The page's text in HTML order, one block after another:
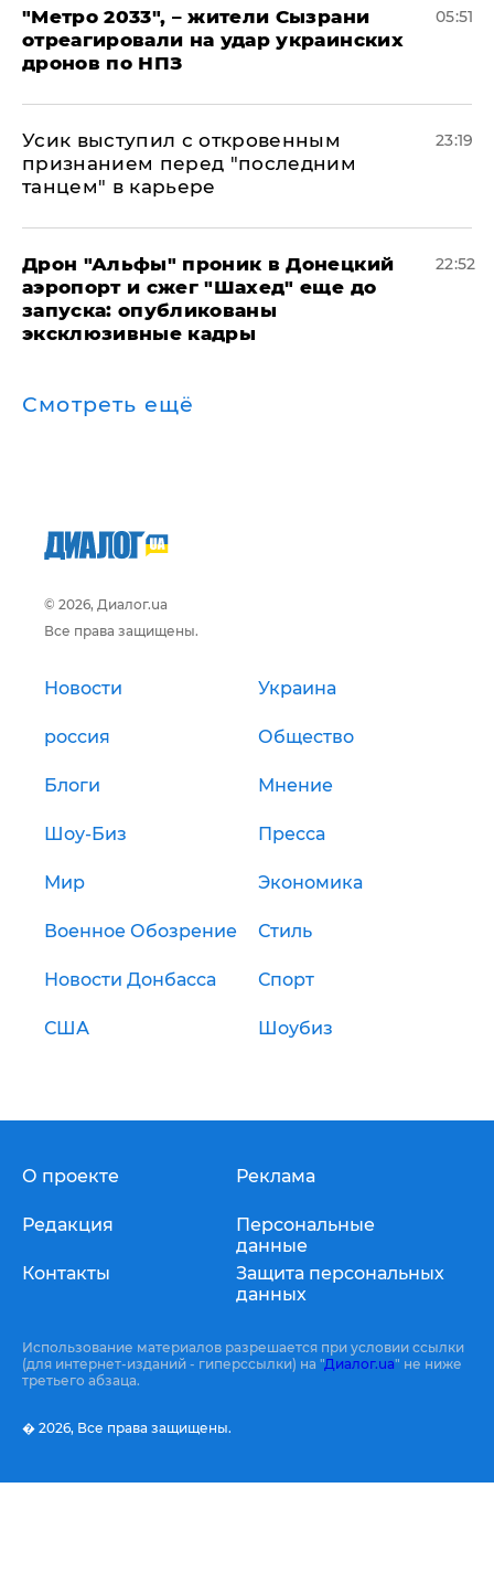
"Метро 2033", – жители Сызрани
отреагировали на удар украинских
дронов по НПЗ
05:51
Усик выступил с откровенным
признанием перед "последним
танцем" в карьере
23:19
Дрон "Альфы" проник в Донецкий
аэропорт и сжег "Шахед" еще до
запуска: опубликованы
эксклюзивные кадры
22:52
Смотреть ещё
© 2026, Диалог.ua
Все права защищены.
Новости Украина
россия Общество
Блоги Мнение
Шоу-Биз Пресса
Мир Экономика
Военное Обозрение Стиль
Новости Донбасса Спорт
США Шоубиз
О проекте
Редакция
Контакты
Реклама
Персональные
данные
Защита персональных
данных
Использование материалов разрешается при условии ссылки
(для интернет-изданий - гиперссылки) на "Диалог.ua" не ниже
третьего абзаца.
� 2026, Все права защищены.